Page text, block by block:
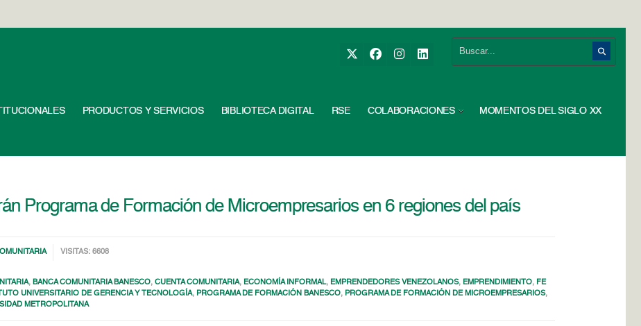
PRODUCTOS Y SERVICIOS BIBLIOTECA DIGITAL RSE COLABORACIONES MOMENTOS DEL SIGLO XX
Programa de Formación de Microempresarios en 6 regiones del país
VISITAS: 6608
, BANCA COMUNITARIA BANESCO,CUENTA COMUNITARIA, ECONOMÍA INFORMAL, EMPRENDEDORES VENEZOLANOS, EMPRENDIMIENTO, FE
UNIVERSITARIO DE GERENCIA Y TECNOLOGÍA, PROGRAMA DE FORMACIÓN BANESCO, PROGRAMA DE FORMACIÓN DE MICROEMPRESARIOS,
METROPOLITANA